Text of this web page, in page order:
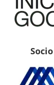
Socio